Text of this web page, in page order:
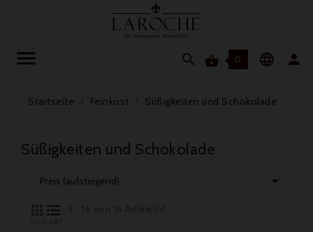
  0  
Startseite Feinkost Süßigkeiten und Schokolade
Süßigkeiten und Schokolade
Preis (aufsteigend)


LIST